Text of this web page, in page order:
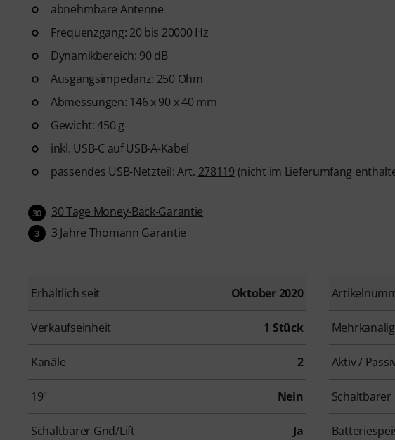
abnehmbare Antenne
Frequenzgang: 20 bis 20000 Hz
Dynamikbereich: 90 dB
Ausgangsimpedanz: 250 Ohm
Abmessungen: 146 x 90 x 40 mm
Gewicht: 450 g
inkl. USB-C auf USB-A-Kabel
passendes USB-Netzteil: Art. 278119 (nicht im Lieferumfang
30 30 Tage Money-Back-Garantie
3 3 Jahre Thomann Garantie
Erhältlich seit Oktober 2020
Verkaufseinheit 1 Stück Mehrkanalig
Kanäle 2 Aktiv /
19" Nein Schaltbarer
Schaltbarer Gnd/Lift Ja